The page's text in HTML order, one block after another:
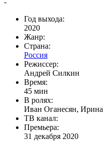
Год выхода:
2020
Жанр:
Страна:
Россия
Режиссер:
Андрей Силкин
Время:
45 мин
В ролях:
Иван Оганесян, Ирина
ТВ канал:
Премьера:
31 декабря 2020